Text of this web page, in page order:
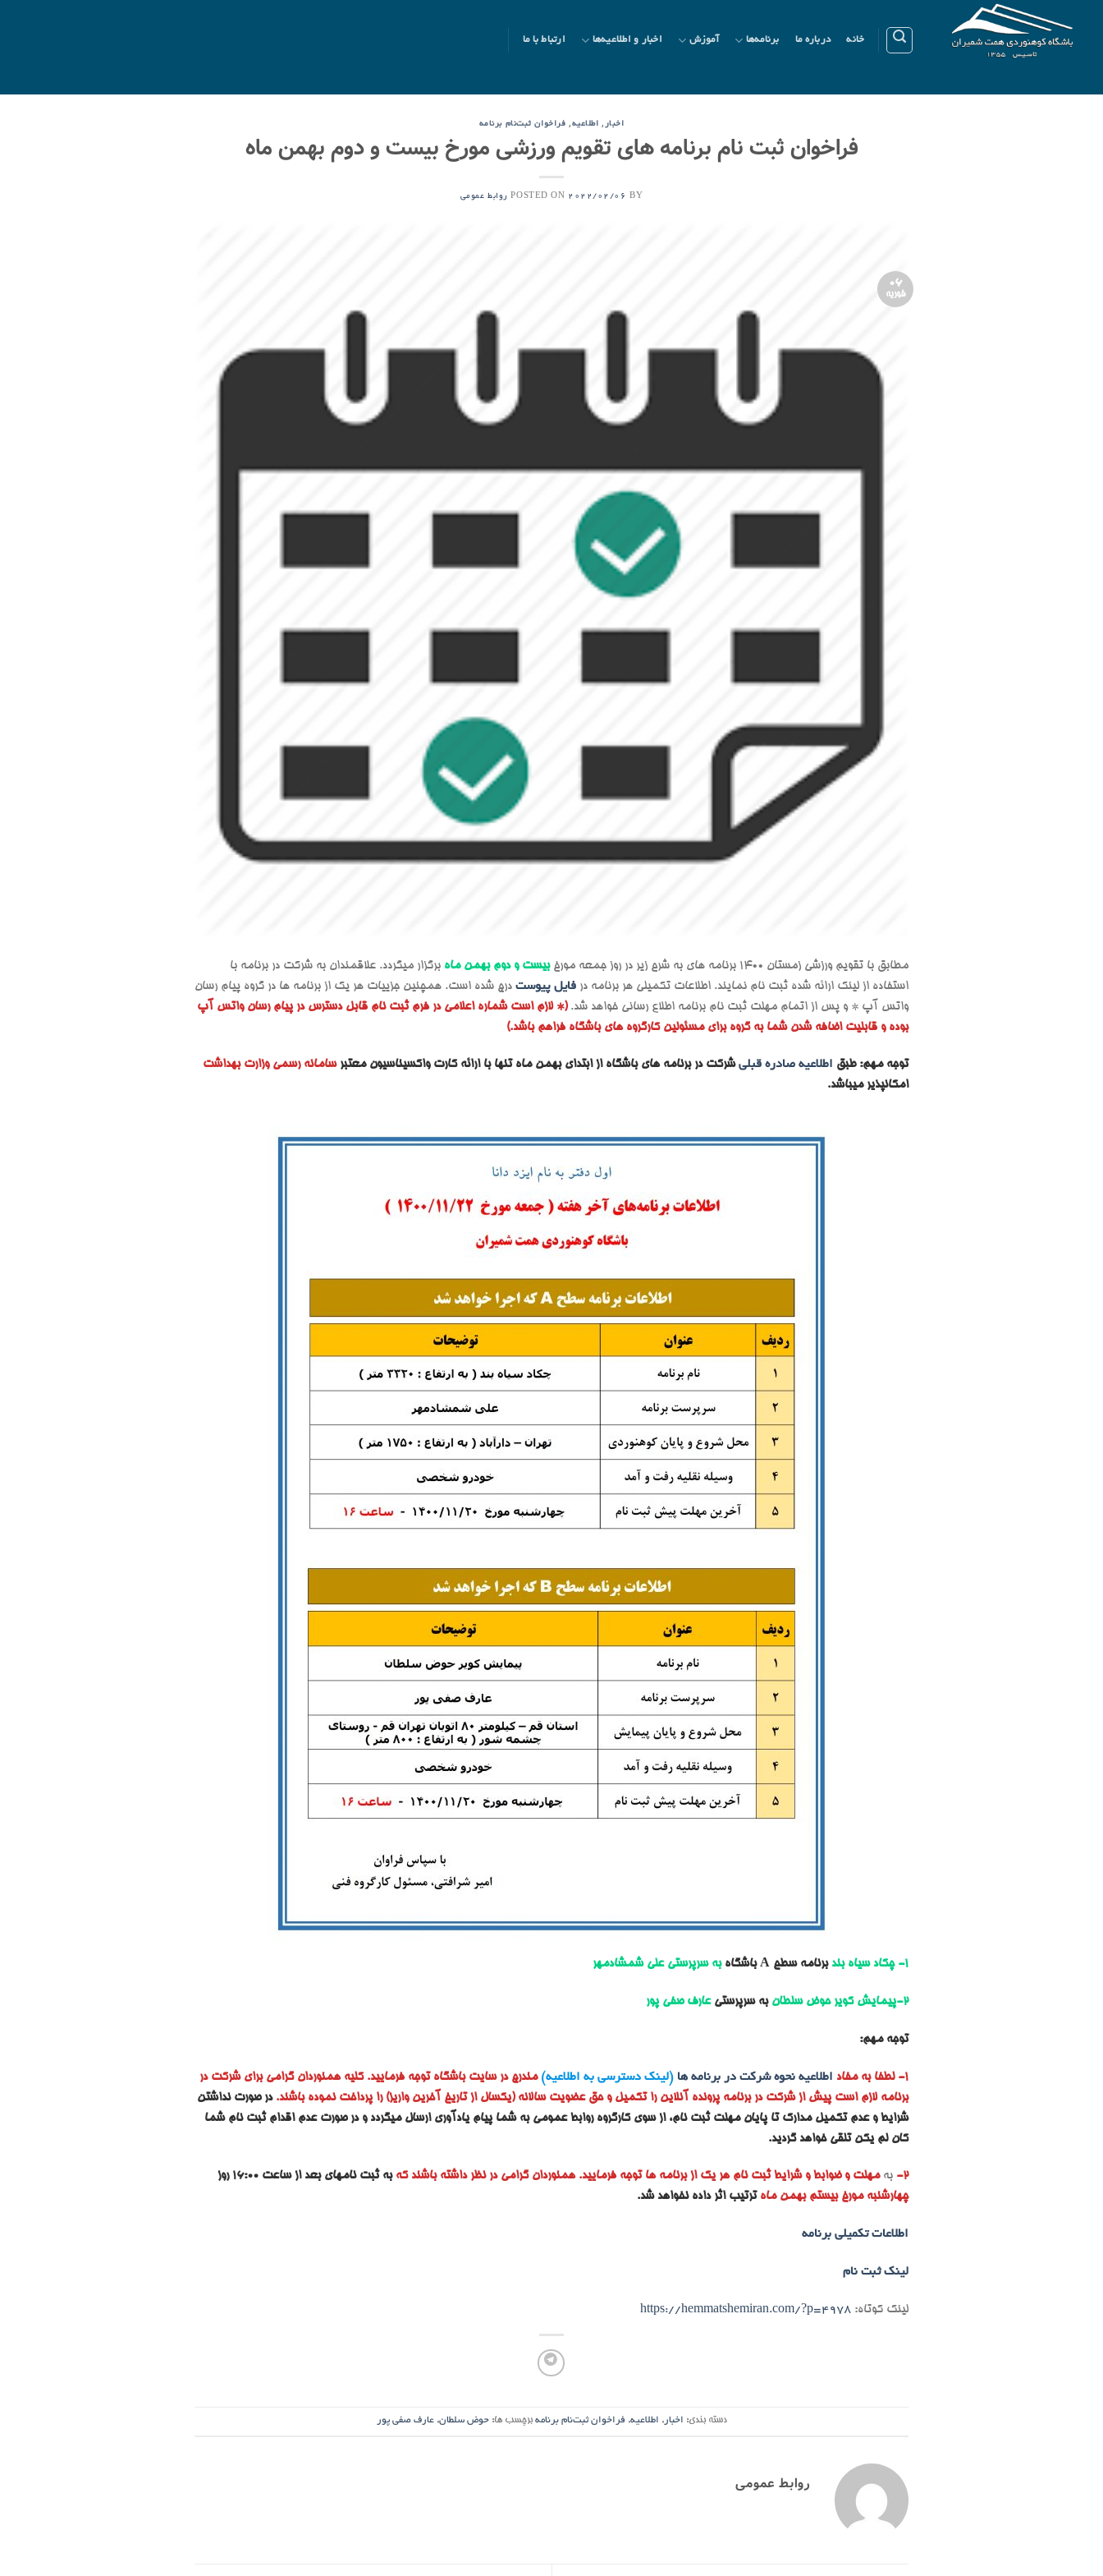
content
خانه درباره ما برنامه‌ها آموزش اخبار و اطلاعیه‌ها ارتباط با ما
اخبار , اطلاعیه, فراخوان ثبت‌نام برنامه
فراخوان ثبت نام برنامه های تقویم ورزشی مورخ بیست و دوم بهمن ماه
POSTED ON 2022/02/06 BY روابط عمومی
06
فوریه
مطابق با تقویم ورزشی زمستان 1400 برنامه های به شرح زیر در روز جمعه مورخ بیست و دوم بهمن ماه برگزار میگردد. علاقمندان به شرکت در برنامه با
استفاده از لینک ارائه شده ثبت نام نمایند. اطلاعات تکمیلی هر برنامه در فایل پیوست درج شده است. همچنین جزییات هر یک از برنامه ها در گروه پیام رسان
واتس آپ * و پس از اتمام مهلت ثبت نام برنامه اطلاع رسانی خواهد شد. (* لازم است شماره اعلامی در فرم ثبت نام قابل دسترس در پیام رسان واتس آپ
بوده و قابلیت اضافه شدن شما به گروه برای مسئولین کارگروه های باشگاه فراهم باشد.)
توجه مهم: طبق اطلاعیه صادره قبلیشرکت در برنامه های باشگاه از ابتدای بهمن ماه تنها با ارائه کارت واکسیناسیون معتبرسامانه رسمی وزارت بهداشت
امکانپذیر میباشد.
1- چکاد سیاه بند برنامه سطح A باشگاه به سرپرستی علی شمشادمهر
2-پیمایش کویر حوض سلطان به سرپرستیعارف صفی پور
توجه مهم:
1- لطفا به مفاد اطلاعیه نحوه شرکت در برنامه ها (لینک دسترسی به اطلاعیه) مندرج در سایت باشگاه توجه فرمایید. کلیه همنوردان گرامی برای شرکت در
برنامه لازم است پیش از شرکت در برنامه پرونده آنلاین را تکمیل و حق عضویت سالانه (یکسال از تاریخ آخرین واریز) را پرداخت نموده باشند.در صورت نداشتن
شرایط و عدم تکمیل مدارک تا پایان مهلت ثبت نام، از سوی کارگروه روابط عمومی به شما پیام یادآوری ارسال میگردد و در صورت عدم اقدام ثبت نام شما
کان لم یکن تلقی خواهد گردید.
2- بهمهلت و ضوابط و شرایط ثبت نام هر یک از برنامه ها توجه فرمایید. همنوردان گرامی در نظر داشته باشند که به ثبت نامهای بعد از ساعت 16:00 روز
چهارشنبه مورخ بیستم بهمن ماهترتیب اثر داده نخواهد شد.
اطلاعات تکمیلی برنامه
لینک ثبت نام
لینک کوتاه: https://hemmatshemiran.com/?p=4978
دسته بندی: اخبار, اطلاعیه, فراخوان ثبت‌نام برنامه برچسب ها:حوض سلطان,عارف صفی پور
روابط عمومی